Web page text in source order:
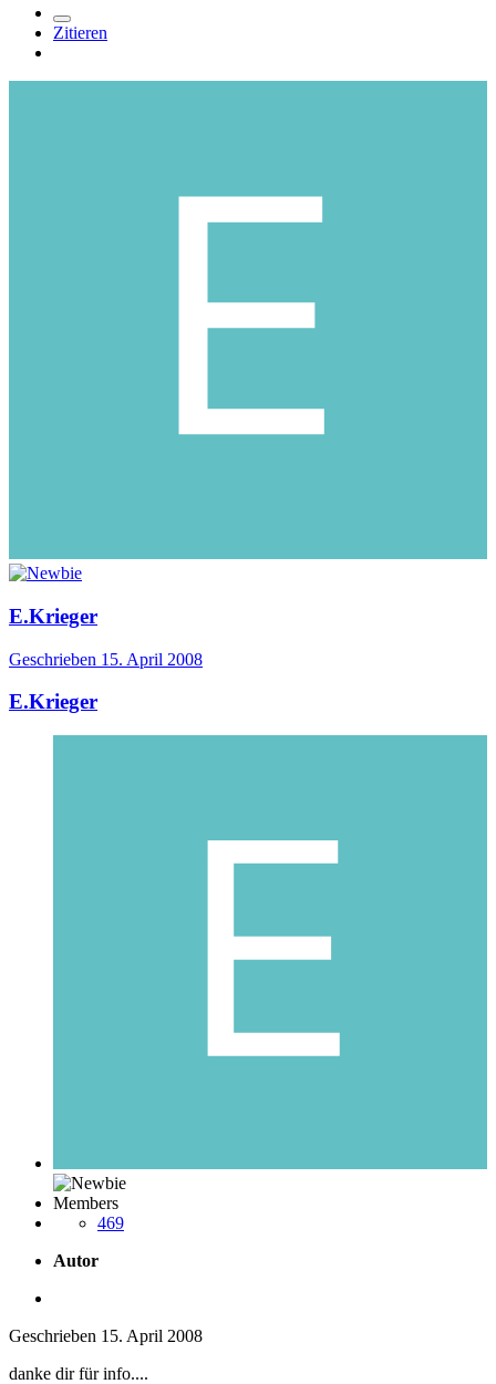
Zitieren
E.Krieger
Geschrieben 15. April 2008
E.Krieger
Members
469
Autor
Geschrieben 15. April 2008
danke dir für info....